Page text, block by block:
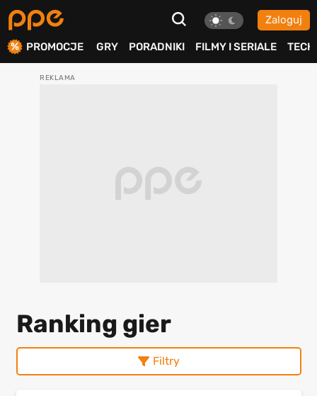
Zaloguj
PROMOCJE GRY PORADNIKI FILMY I SERIALE TECH
Ranking gier
Filtry